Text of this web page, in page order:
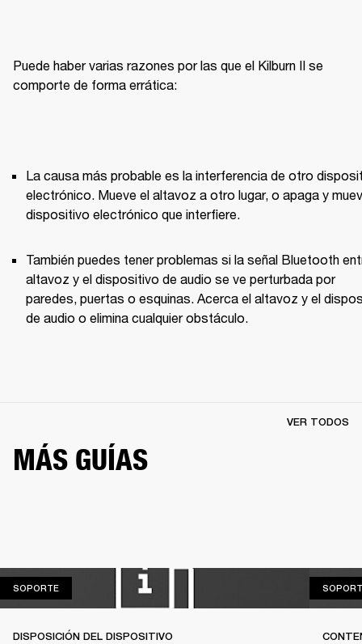
Puede haber varias razones por las que el Kilburn II se
comporte de forma errática:
La causa más probable es la interferencia de otro
electrónico. Mueve el altavoz a otro lugar, o apaga y
dispositivo electrónico que interfiere.
También puedes tener problemas si la señal Bluetooth
altavoz y el dispositivo de audio se ve perturbada por
paredes, puertas o esquinas. Acerca el altavoz y el
de audio o elimina cualquier obstáculo.
MÁS GUÍAS
VER TODOS
SOPORTESOPORTE
DISPOSICIÓN DEL DISPOSITIVO